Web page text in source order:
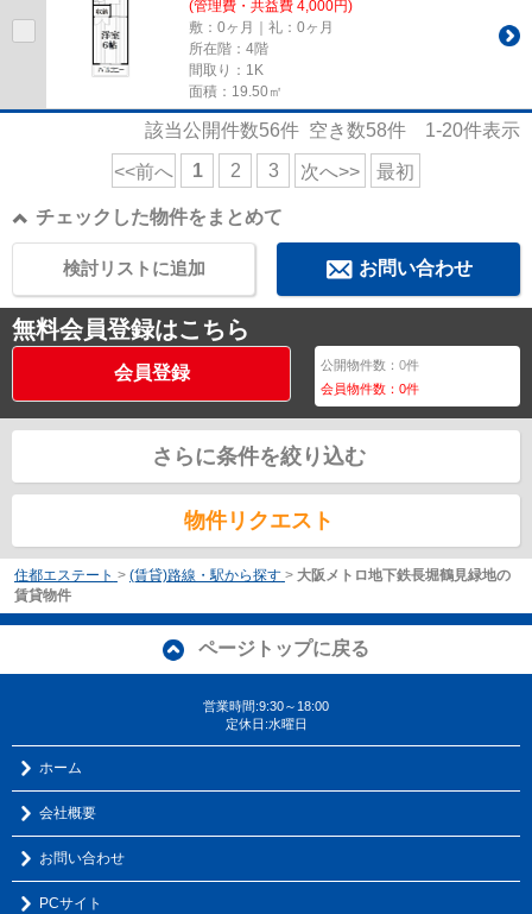
(管理費・共益費 4,000円)
敷：0ヶ月｜礼：0ヶ月
所在階：4階
間取り：1K
面積：19.50㎡
該当公開件数56件 空き数58件 1-20件表示
<<前へ 1 2 3 次へ>> 最初
チェックした物件をまとめて
お問い合わせ
検討リストに追加
無料会員登録はこちら
会員登録 公開物件数：0件
会員物件数：0件
さらに条件を絞り込む
物件リクエスト
住都エステート > (賃貸)路線・駅から探す > 大阪メトロ地下鉄長堀鶴見緑地の
賃貸物件
ページトップに戻る
営業時間:9:30～18:00
定休日:水曜日
ホーム
会社概要
お問い合わせ
PCサイト